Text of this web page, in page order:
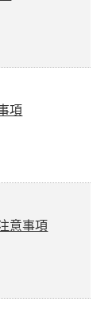
項
意事項